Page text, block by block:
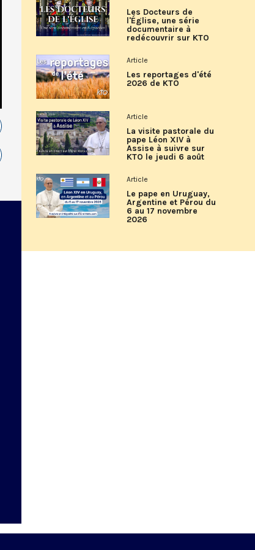
Les Docteurs de
l'Église, une série
documentaire à
redécouvrir sur KTO
Article
Les reportages d'été
2026 de KTO
Article
La visite pastorale du
pape Léon XIV à
Assise à suivre sur
KTO le jeudi 6 août
Article
Le pape en Uruguay,
Argentine et Pérou du
6 au 17 novembre
2026